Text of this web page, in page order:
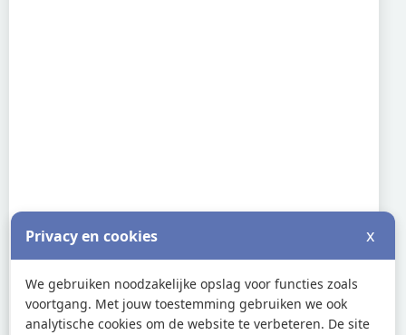
Privacy en cookies x
We gebruiken noodzakelijke opslag voor functies zoals
voortgang. Met jouw toestemming gebruiken we ook
analytische cookies om de website te verbeteren. De site